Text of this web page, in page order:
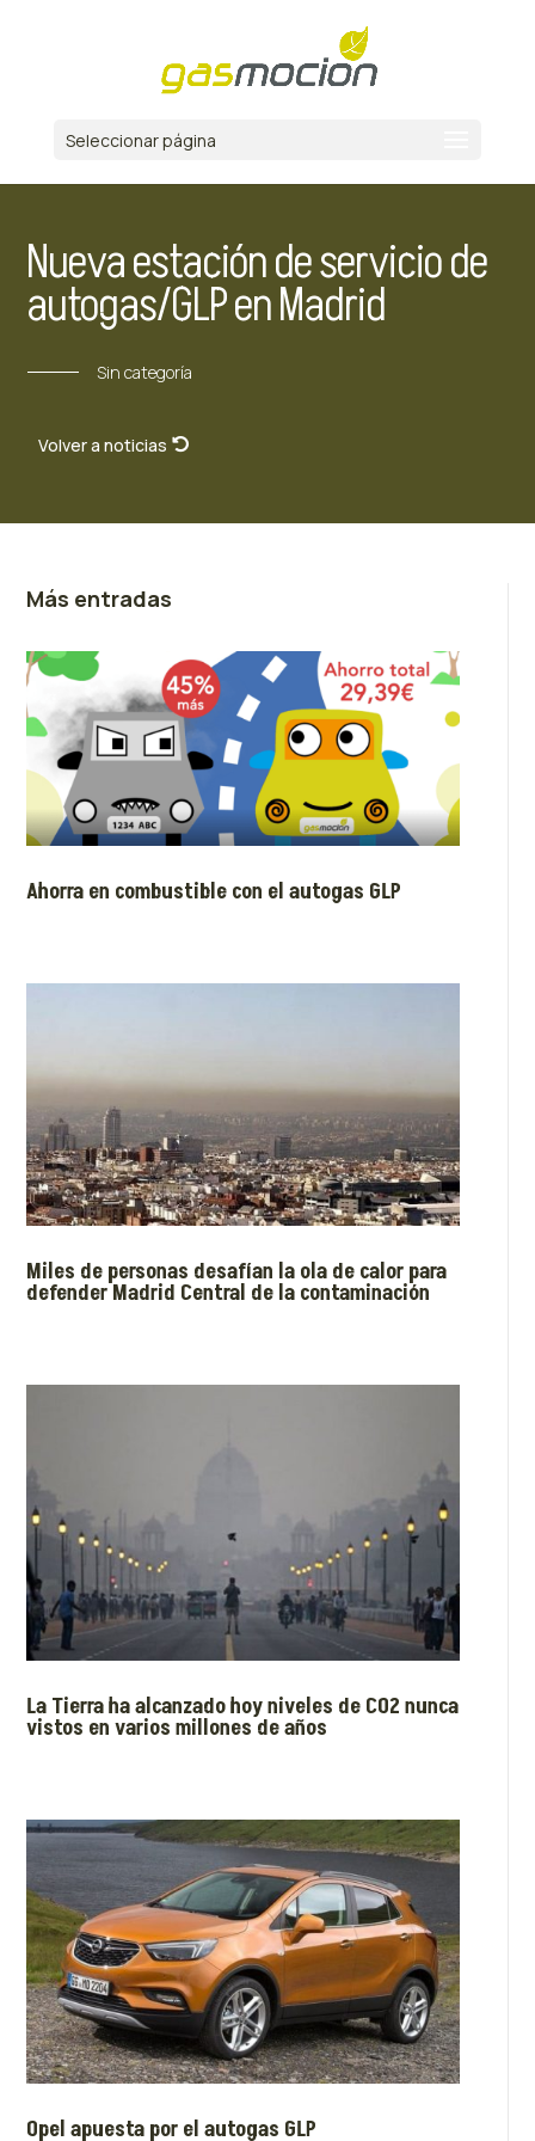
Seleccionar página
Nueva estación de servicio de
autogas/GLP en Madrid
Sin categoría
Volver a noticias
Más entradas
Ahorra en combustible con el autogas GLP
Miles de personas desafían la ola de calor para
defender Madrid Central de la contaminación
La Tierra ha alcanzado hoy niveles de CO2 nunca
vistos en varios millones de años
Opel apuesta por el autogas GLP